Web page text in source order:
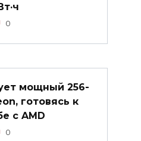
0
мощный 256-
готовясь к
с AMD
0